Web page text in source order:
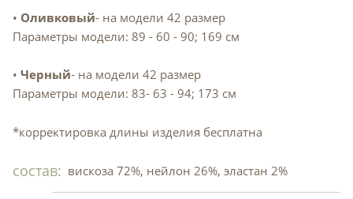
• Оливковый- на модели 42 размер
Параметры модели: 89 - 60 - 90; 169 см
• Черный- на модели 42 размер
Параметры модели: 83- 63 - 94; 173 см
*корректировка длины изделия бесплатна
состав: вискоза 72%, нейлон 26%, эластан 2%